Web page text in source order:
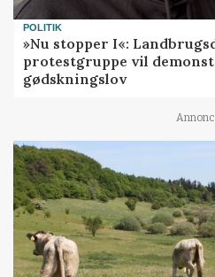
POLITIK
»Nu stopper I«:
protestgruppe vil
gødskningslov